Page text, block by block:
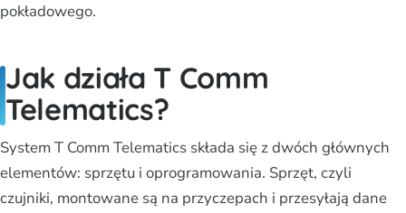
pokładowego.
Jak działa T Comm
Telematics?
System T Comm Telematics składa się z dwóch głównych
elementów: sprzętu i oprogramowania. Sprzęt, czyli
czujniki, montowane są na przyczepach i przesyłają dane